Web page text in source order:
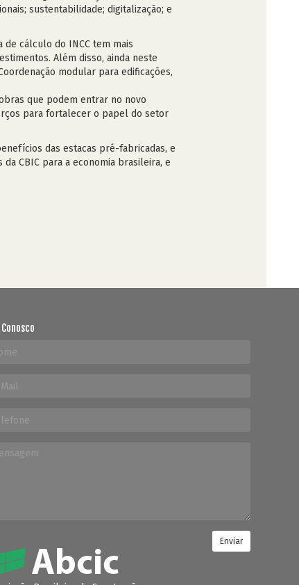
sustentabilidade; digitalização; e
de cálculo do INCC tem mais
Além disso, ainda neste
modular para edificações,
que podem entrar no novo
para fortalecer o papel do setor
das estacas pré-fabricadas, e
CBIC para a economia brasileira, e
Enviar